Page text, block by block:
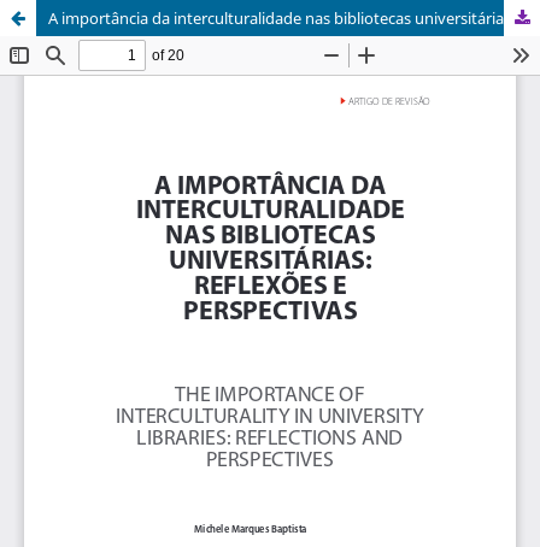
A importância da interculturalidade nas bibliotecas universitárias